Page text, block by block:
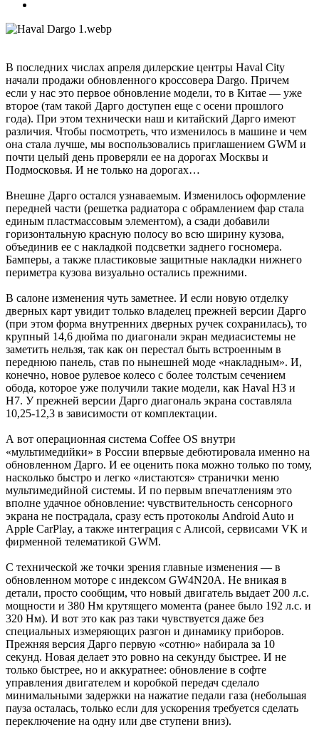
В последних числах апреля дилерские центры Haval City
начали продажи обновленного кроссовера Dargo. Причем
если у нас это первое обновление модели, то в Китае — уже
второе (там такой Дарго доступен еще с осени прошлого
года). При этом технически наш и китайский Дарго имеют
различия. Чтобы посмотреть, что изменилось в машине и чем
она стала лучше, мы воспользовались приглашением GWM и
почти целый день проверяли ее на дорогах Москвы и
Подмосковья. И не только на дорогах…
Внешне Дарго остался узнаваемым. Изменилось оформление
передней части (решетка радиатора с обрамлением фар стала
единым пластмассовым элементом), а сзади добавили
горизонтальную красную полосу во всю ширину кузова,
объединив ее с накладкой подсветки заднего госномера.
Бамперы, а также пластиковые защитные накладки нижнего
периметра кузова визуально остались прежними.
В салоне изменения чуть заметнее. И если новую отделку
дверных карт увидит только владелец прежней версии Дарго
(при этом форма внутренних дверных ручек сохранилась), то
крупный 14,6 дюйма по диагонали экран медиасистемы не
заметить нельзя, так как он перестал быть встроенным в
переднюю панель, став по нынешней моде «накладным». И,
конечно, новое рулевое колесо с более толстым сечением
обода, которое уже получили такие модели, как Haval H3 и
H7. У прежней версии Дарго диагональ экрана составляла
10,25-12,3 в зависимости от комплектации.
А вот операционная система Coffee OS внутри
«мультимедийки» в России впервые дебютировала именно на
обновленном Дарго. И ее оценить пока можно только по тому,
насколько быстро и легко «листаются» странички меню
мультимедийной системы. И по первым впечатлениям это
вполне удачное обновление: чувствительность сенсорного
экрана не пострадала, сразу есть протоколы Android Auto и
Apple CarPlay, а также интеграция с Алисой, сервисами VK и
фирменной телематикой GWM.
С технической же точки зрения главные изменения — в
обновленном моторе с индексом GW4N20A. Не вникая в
детали, просто сообщим, что новый двигатель выдает 200 л.с.
мощности и 380 Нм крутящего момента (ранее было 192 л.с. и
320 Нм). И вот это как раз таки чувствуется даже без
специальных измеряющих разгон и динамику приборов.
Прежняя версия Дарго первую «сотню» набирала за 10
секунд. Новая делает это ровно на секунду быстрее. И не
только быстрее, но и аккуратнее: обновление в софте
управления двигателем и коробкой передач сделало
минимальными задержки на нажатие педали газа (небольшая
пауза осталась, только если для ускорения требуется сделать
переключение на одну или две ступени вниз).